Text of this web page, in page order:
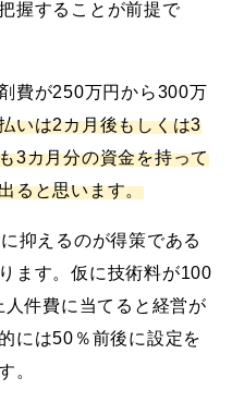
握することが前提で
費が250万円から300万
いは2カ月後もしくは3
3カ月分の資金を持って
ると思います。
抑えるのが得策である
ます。仮に技術料が100
件費に当てると経営が
には50％前後に設定を
。